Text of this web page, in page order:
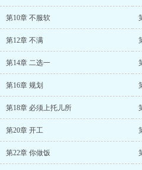
第10章 不服软
第12章 不满
第14章 二选一
第16章 规划
第18章 必须上托儿所
第20章 开工
第22章 你做饭